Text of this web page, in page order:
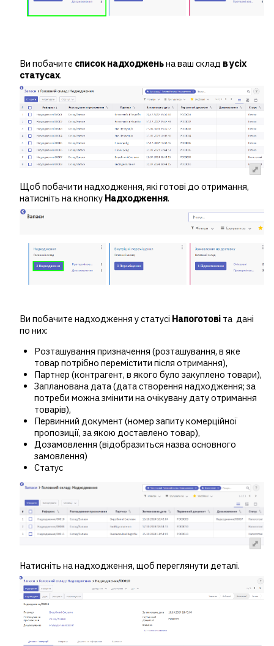
Ви побачите список надходженьна ваш склад вусіх
статусах.
Щоб побачити надходження, які готові до отримання,
натисніть на кнопку Надходження.
Ви побачите надходження у статусі Напоготові та дані
по них:
Розташування призначення (розташування, в яке
товар потрібно перемістити після отримання),
Партнер (контрагент, в якого було закуплено товари),
Запланована дата (дата створення надходження; за
потреби можна змінити на очікувану дату отримання
товарів),
Первинний документ (номер запиту комерційної
пропозиції, за якою доставлено товар),
Дозамовлення (відобразиться назва основного
замовлення)
Статус
Натисніть на надходження, щоб переглянути деталі.